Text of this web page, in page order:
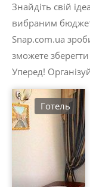
Знайдіть свій
вибраним
Snap.com.ua
зможете
Уперед!
Готель